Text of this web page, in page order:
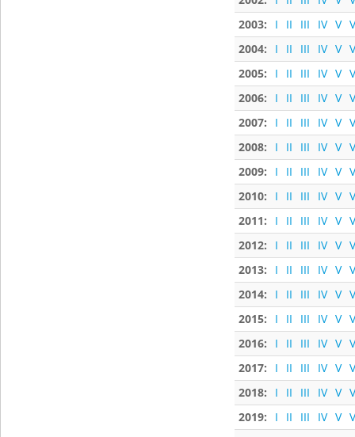
2003:
I II III IV V
2004:
I II III IV V
2005:
I II III IV V
2006:
I II III IV V
2007:
I II III IV V
2008:
I II III IV V
2009:
I II III IV V
2010:
I II III IV V
2011:
I II III IV V
2012:
I II III IV V
2013:
I II III IV V
2014:
I II III IV V
2015:
I II III IV V
2016:
I II III IV V
2017:
I II III IV V
2018:
I II III IV V
2019:
I II III IV V